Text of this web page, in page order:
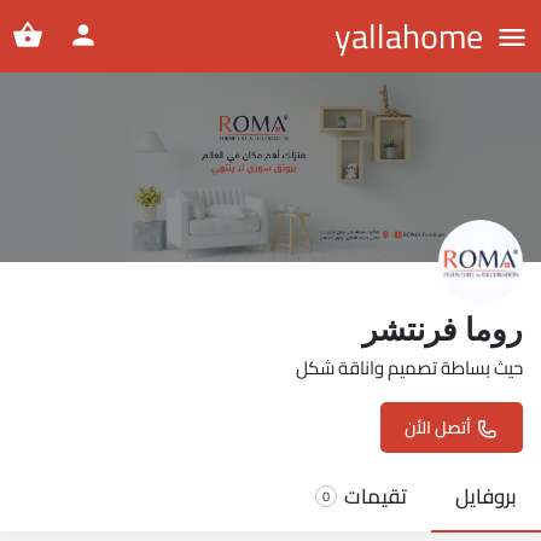
yallahome
روما فرنتشر
حيث بساطة تصميم واناقة شكل
أتصل الأن
بروفايل تقيمات 0